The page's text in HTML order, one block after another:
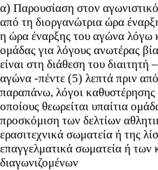
α) Παρουσίαση στον
από τη διοργανώτρια ώρα
η ώρα έναρξης του αγώνα λόγω
ομάδας για λόγους ανωτέρας
είναι στη διάθεση του διαιτητή
αγώνα -πέντε (5) λεπτά πριν
παραπάνω, λόγοι καθυστέρησης
οποίους θεωρείται υπαίτια
προσκόμιση των δελτίων
ερασιτεχνικά σωματεία ή της
επαγγελματικά σωματεία ή των
διαγωνιζομένων